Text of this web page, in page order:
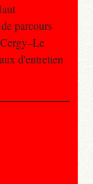
parcours
d'entretien